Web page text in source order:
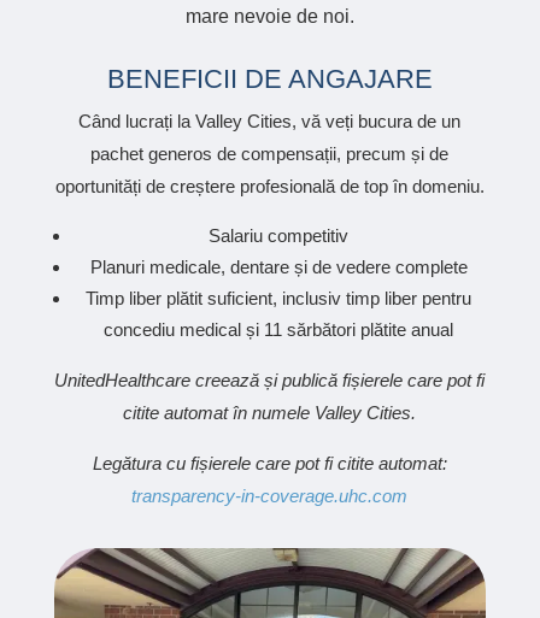
mare nevoie de noi.
BENEFICII DE ANGAJARE
Când lucrați la Valley Cities, vă veți bucura de un
pachet generos de compensații, precum și de
oportunități de creștere profesională de top în domeniu.
Salariu competitiv
Planuri medicale, dentare și de vedere complete
Timp liber plătit suficient, inclusiv timp liber pentru
concediu medical și 11 sărbători plătite anual
UnitedHealthcare creează și publică fișierele care pot fi
citite automat în numele Valley Cities.
Legătura cu fișierele care pot fi citite automat:
transparency-in-coverage.uhc.com